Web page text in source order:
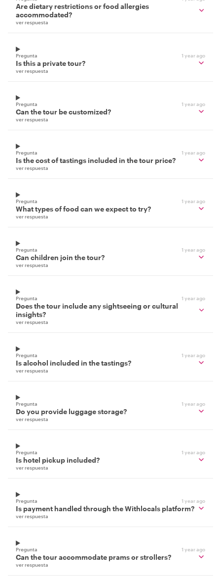
Are dietary restrictions or food allergies
accommodated?
ver respuesta
Pregunta 1 year ago
Is this a private tour?
ver respuesta
Pregunta 1 year ago
Can the tour be customized?
ver respuesta
Pregunta 1 year ago
Is the cost of tastings included in the tour price?
ver respuesta
Pregunta 1 year ago
What types of food can we expect to try?
ver respuesta
Pregunta 1 year ago
Can children join the tour?
ver respuesta
Pregunta 1 year ago
Does the tour include any sightseeing or cultural
insights?
ver respuesta
Pregunta 1 year ago
Is alcohol included in the tastings?
ver respuesta
Pregunta 1 year ago
Do you provide luggage storage?
ver respuesta
Pregunta 1 year ago
Is hotel pickup included?
ver respuesta
Pregunta 1 year ago
Is payment handled through the Withlocals platform?
ver respuesta
Pregunta 1 year ago
Can the tour accommodate prams or strollers?
ver respuesta